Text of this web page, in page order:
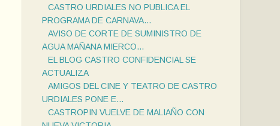
CASTRO URDIALES NO PUBLICA EL
PROGRAMA DE CARNAVA...
AVISO DE CORTE DE SUMINISTRO DE
AGUA MAÑANA MIERCO...
EL BLOG CASTRO CONFIDENCIAL SE
ACTUALIZA
AMIGOS DEL CINE Y TEATRO DE CASTRO
URDIALES PONE E...
CASTROPIN VUELVE DE MALIAÑO CON